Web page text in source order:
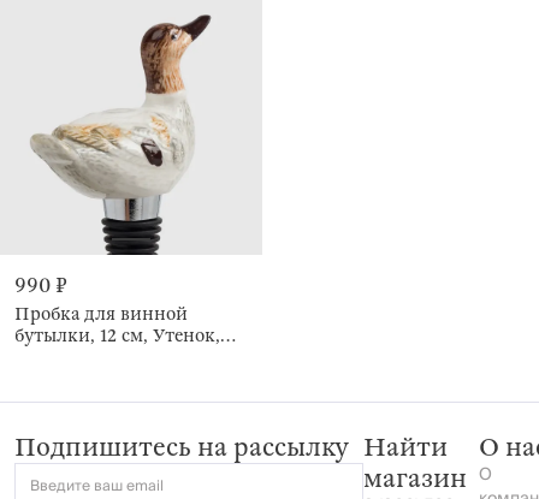
990 ₽
Пробка для винной
бутылки, 12 см, Утенок,
Подпишитесь на рассылку
Введите ваш email
Найти
магазин
О
О